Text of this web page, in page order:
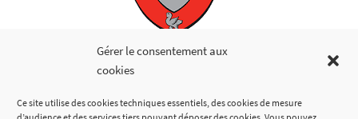
Gérer le consentement aux
cookies
Ce site utilise des cookies techniques essentiels, des cookies de mesure
Copyright © 2026